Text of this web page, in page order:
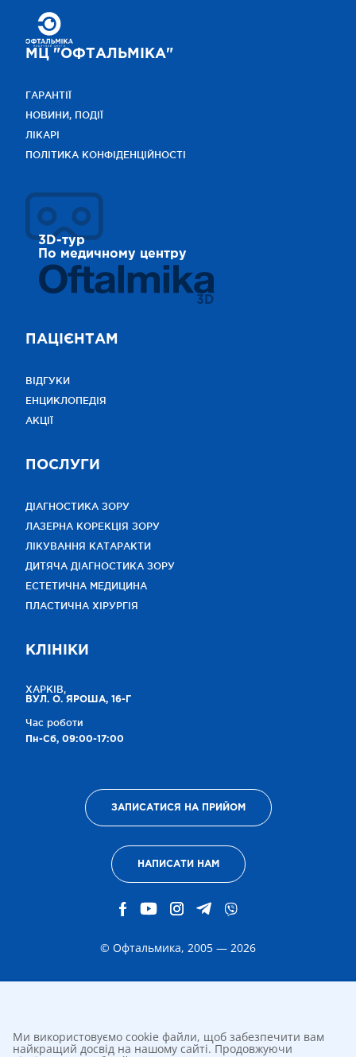
МЦ "ОФТАЛЬМІКА"
ГАРАНТІЇ
НОВИНИ, ПОДІЇ
ЛІКАРІ
ПОЛІТИКА КОНФІДЕНЦІЙНОСТІ
3D-тур
По медичному центру
3D
ПАЦІЄНТАМ
ВІДГУКИ
ЕНЦИКЛОПЕДІЯ
АКЦІЇ
ПОСЛУГИ
ДІАГНОСТИКА ЗОРУ
ЛАЗЕРНА КОРЕКЦІЯ ЗОРУ
ЛІКУВАННЯ КАТАРАКТИ
ДИТЯЧА ДІАГНОСТИКА ЗОРУ
ЕСТЕТИЧНА МЕДИЦИНА
ПЛАСТИЧНА ХІРУРГІЯ
КЛІНІКИ
ХАРКІВ,
ВУЛ. О. ЯРОША, 16-Г
Час роботи
Пн-Сб, 09:00-17:00
ЗАПИСАТИСЯ НА ПРИЙОМ
НАПИСАТИ НАМ
© Офтальмика, 2005 — 2026
Ми використовуємо cookie файли, щоб забезпечити вам
найкращий досвід на нашому сайті. Продовжуючи